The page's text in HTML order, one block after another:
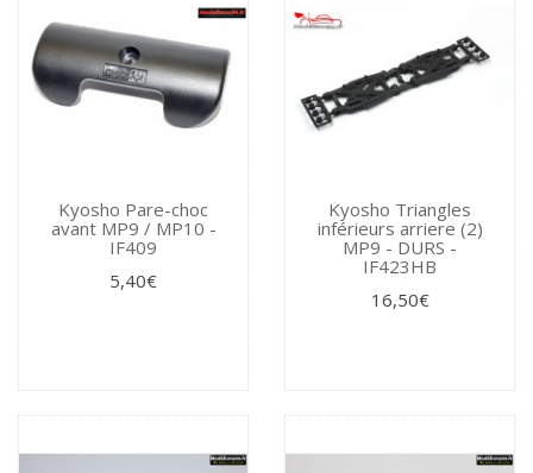
Kyosho Pare-choc
avant MP9 / MP10 -
IF409
5,40€
Kyosho Triangles
inférieurs arriere (2)
MP9 - DURS -
IF423HB
16,50€